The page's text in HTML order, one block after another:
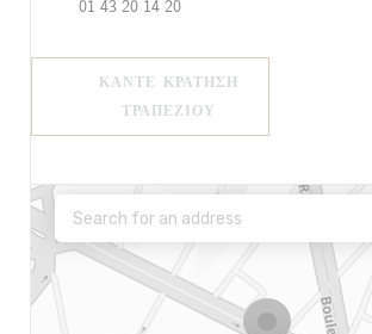
01 43 20 14 20
ΚΆΝΤΕ ΚΡΆΤΗΣΗ
ΤΡΑΠΕΖΙΟΎ